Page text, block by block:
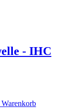
- IHC